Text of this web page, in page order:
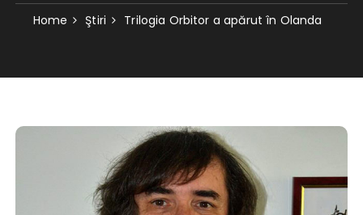
Home Ştiri Trilogia Orbitor a apărut în Olanda